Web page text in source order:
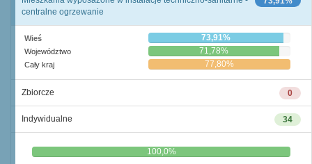
centralne ogrzewanie
Wieś 73,91%
Województwo 71,78%
Cały kraj 77,80%
0
Zbiorcze
34
Indywidualne
0,0% 100,0%